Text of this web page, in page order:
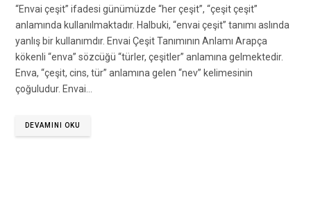
“Envai çeşit” ifadesi günümüzde “her çeşit”, “çeşit çeşit”
anlamında kullanılmaktadır. Halbuki, “envai çeşit” tanımı aslında
yanlış bir kullanımdır. Envai Çeşit Tanımının Anlamı Arapça
kökenli “enva” sözcüğü “türler, çeşitler” anlamına gelmektedir.
Enva, “çeşit, cins, tür” anlamına gelen “nev” kelimesinin
çoğuludur. Envai…
DEVAMINI OKU